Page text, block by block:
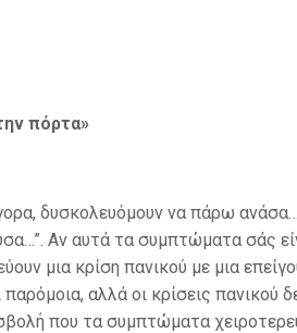
πόρτα»
δυσκολευόμουν να πάρω
Αν αυτά τα συμπτώματα σάς
μια κρίση πανικού με μια
αλλά οι κρίσεις πανικού
που τα συμπτώματα